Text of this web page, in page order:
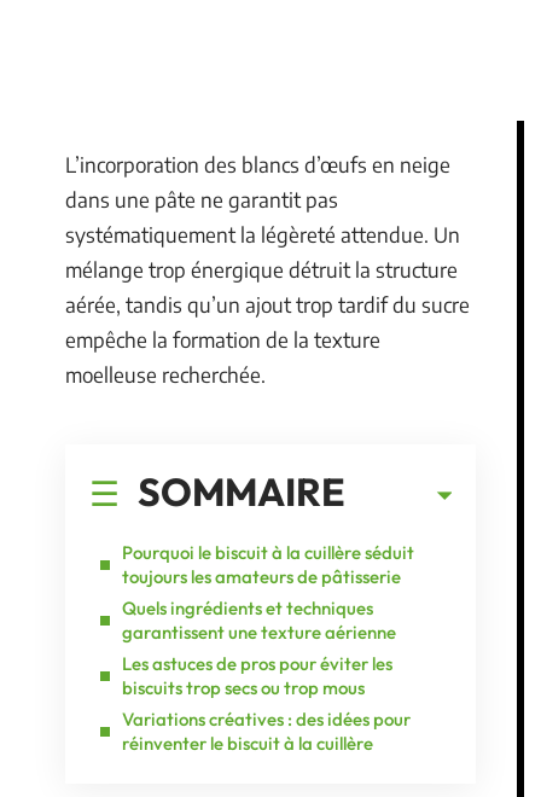
L’incorporation des blancs d’œufs en neige
dans une pâte ne garantit pas
systématiquement la légèreté attendue. Un
mélange trop énergique détruit la structure
aérée, tandis qu’un ajout trop tardif du sucre
empêche la formation de la texture
moelleuse recherchée.
SOMMAIRE
Pourquoi le biscuit à la cuillère séduit
toujours les amateurs de pâtisserie
Quels ingrédients et techniques
garantissent une texture aérienne
Les astuces de pros pour éviter les
biscuits trop secs ou trop mous
Variations créatives : des idées pour
réinventer le biscuit à la cuillère